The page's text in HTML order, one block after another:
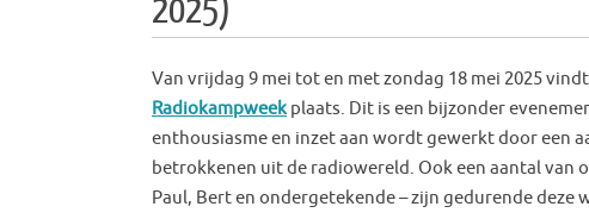
2025)
Van vrijdag 9 mei tot en met zondag 18 mei 2025
Radiokampweekplaats. Dit is een bijzonder
enthousiasme en inzet aan wordt gewerkt door een
betrokkenen uit de radiowereld. Ook een aantal van
Paul, Bert en ondergetekende – zijn gedurende deze